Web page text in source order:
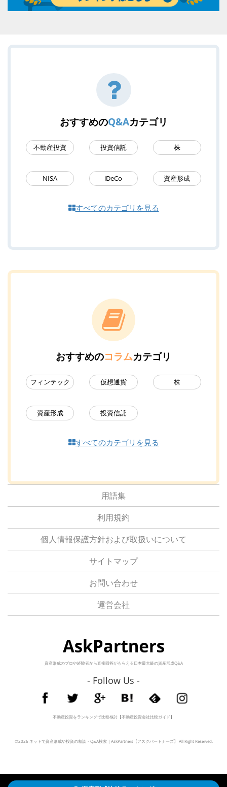
おすすめのQ&Aカテゴリ
不動産投資 投資信託 株
NISA iDeCo 資産形成
すべてのカテゴリを見る
おすすめのコラムカテゴリ
フィンテック 仮想通貨 株
資産形成 投資信託
すべてのカテゴリを見る
用語集
利用規約
個人情報保護方針および取扱いについて
サイトマップ
お問い合わせ
運営会社
資産形成のプロや経験者から直接回答がもらえる日本最大級の資産形成Q&A
- Follow Us -
不動産投資をランキングで比較検討【不動産投資会社比較ガイド】
©2026 ネットで資産形成や投資の相談・Q&A検索 | AskPartners【アスクパートナーズ】 All Right Reserved.